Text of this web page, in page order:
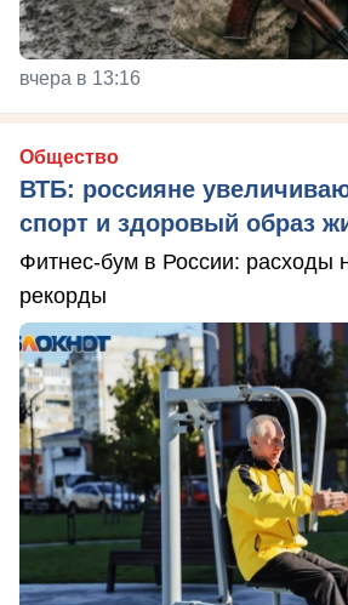
вчера в 13:16
Общество
ВТБ: россияне
спорт и здоровый образ
Фитнес-бум в России: расходы
рекорды